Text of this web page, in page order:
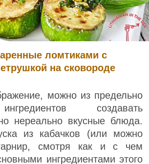
ломтиками с
на сковороде
можно из предельно
создавать
нереально вкусные блюда.
из кабачков (или можно
смотря как и с чем
ингредиентами этого